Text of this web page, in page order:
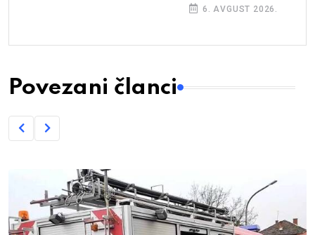
6. AVGUST 2026.
Povezani članci